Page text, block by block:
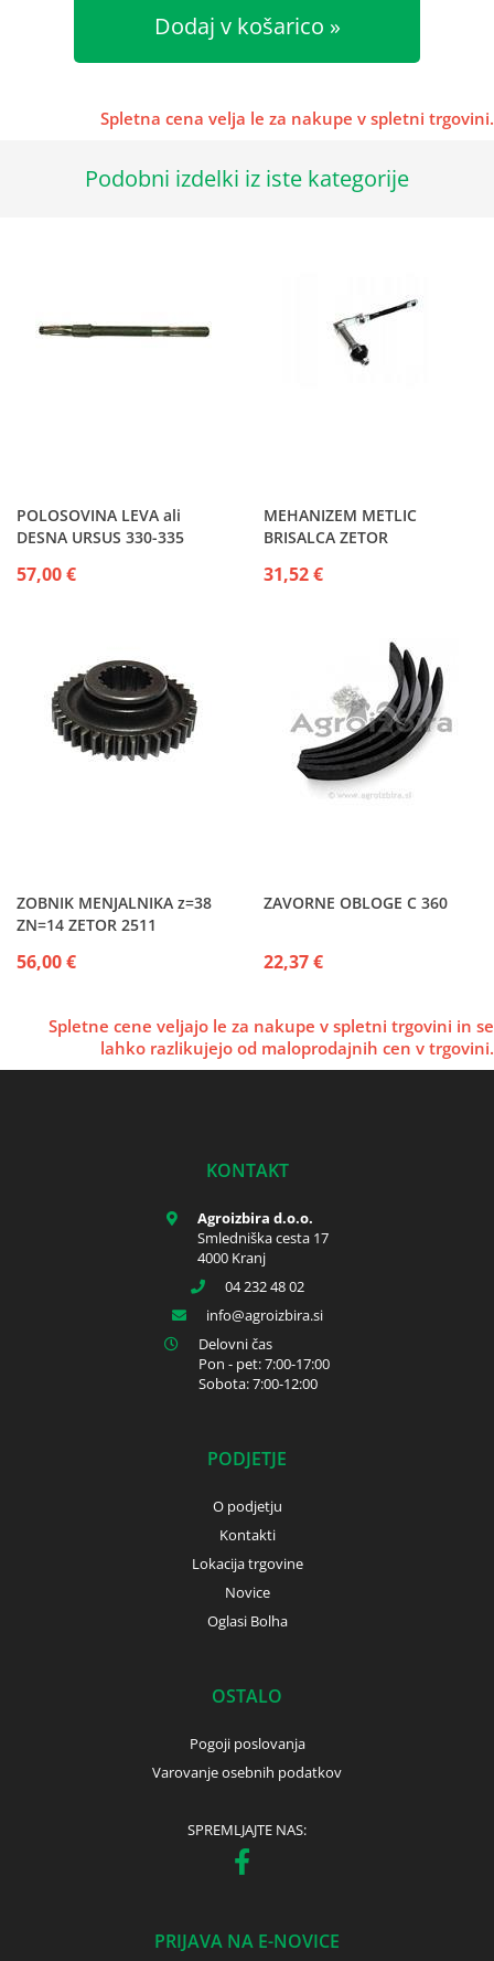
Dodaj v košarico
Spletna cena velja le za nakupe v spletni trgovini.
Podobni izdelki iz iste kategorije
POLOSOVINA LEVA ali
DESNA URSUS 330-335
57,00 €
MEHANIZEM METLIC
BRISALCA ZETOR
31,52 €
ZOBNIK MENJALNIKA z=38
ZN=14 ZETOR 2511
56,00 €
ZAVORNE OBLOGE C 360
22,37 €
Spletne cene veljajo le za nakupe v spletni trgovini in se
lahko razlikujejo od maloprodajnih cen v trgovini.
KONTAKT
Agroizbira d.o.o.
Smledniška cesta 17
4000 Kranj
04 232 48 02
info
agroizbira.si
Delovni čas
Pon - pet: 7:00-17:00
Sobota: 7:00-12:00
PODJETJE
O podjetju
Kontakti
Lokacija trgovine
Novice
Oglasi Bolha
OSTALO
Pogoji poslovanja
Varovanje osebnih podatkov
SPREMLJAJTE NAS:
PRIJAVA NA E-NOVICE